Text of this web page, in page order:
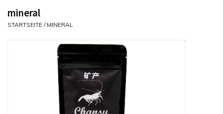
Futter
Einrichten & Gestalten
mineral
STARTSEITE / MINERAL